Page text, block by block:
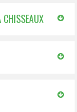
CHISSEAUX